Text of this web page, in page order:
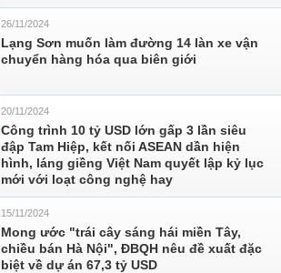
26/11/2024
Lạng Sơn muốn làm đường 14 làn xe vận
chuyển hàng hóa qua biên giới
20/11/2024
Công trình 10 tỷ USD lớn gấp 3 lần siêu
đập Tam Hiệp, kết nối ASEAN dần hiện
hình, láng giềng Việt Nam quyết lập kỷ lục
mới với loạt công nghệ hay
15/11/2024
Mong ước "trái cây sáng hái miền Tây,
chiều bán Hà Nội", ĐBQH nêu đề xuất đặc
biệt về dự án 67,3 tỷ USD